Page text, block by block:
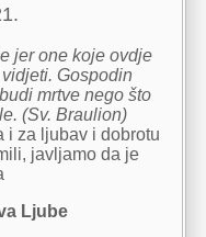
jer one koje ovdje
Gospodin
mrtve nego što
(Sv. Braulion)
i za ljubav i dobrotu
javljamo da je
Ljube